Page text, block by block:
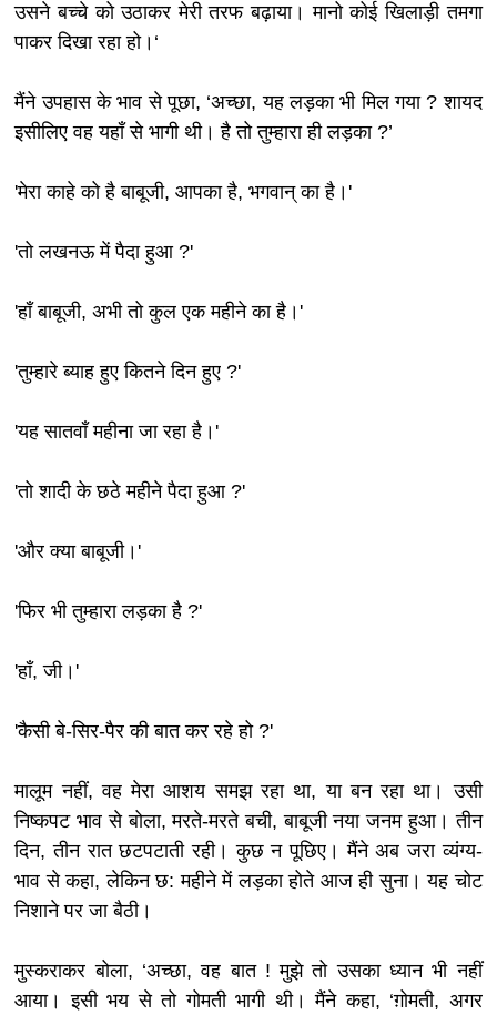
उसने बच्चे को उठाकर मेरी तरफ बढ़ाया। मानो कोई खिलाड़ी तमगा
पाकर दिखा रहा हो।‘
मैंने उपहास के भाव से पूछा, ‘अच्छा, यह लड़का भी मिल गया ? शायद
इसीलिए वह यहाँ से भागी थी। है तो तुम्हारा ही लड़का ?’
'मेरा काहे को है बाबूजी, आपका है, भगवान् का है।'
'तो लखनऊ में पैदा हुआ ?'
'हाँ बाबूजी, अभी तो कुल एक महीने का है।'
'तुम्हारे ब्याह हुए कितने दिन हुए ?'
'यह सातवाँ महीना जा रहा है।'
'तो शादी के छठे महीने पैदा हुआ ?'
'और क्या बाबूजी।'
'फिर भी तुम्हारा लड़का है ?'
'हाँ, जी।'
'कैसी बे-सिर-पैर की बात कर रहे हो ?'
मालूम नहीं, वह मेरा आशय समझ रहा था, या बन रहा था। उसी
निष्कपट भाव से बोला, मरते-मरते बची, बाबूजी नया जनम हुआ। तीन
दिन, तीन रात छटपटाती रही। कुछ न पूछिए। मैंने अब जरा व्यंग्य-
भाव से कहा, लेकिन छ: महीने में लड़का होते आज ही सुना। यह चोट
निशाने पर जा बैठी।
मुस्कराकर बोला, ‘अच्छा, वह बात ! मुझे तो उसका ध्यान भी नहीं
आया। इसी भय से तो गोमती भागी थी। मैंने कहा, ‘ग़ोमती, अगर